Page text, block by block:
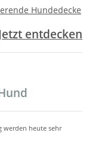
entdecken
werden heute sehr